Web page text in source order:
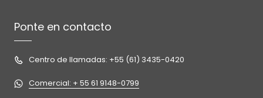
Ponte en contacto
Centro de llamadas: +55 (61) 3435-0420
Comercial: + 55 61 9148-0799